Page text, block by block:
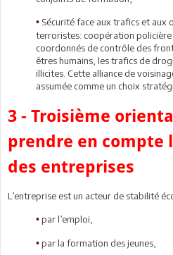
• Sécurité face aux trafics et aux
terroristes: coopération
coordonnés de contrôle des
êtres humains, les trafics de
illicites. Cette alliance de
assumée comme un choix
3 - Troisième
prendre en compte
des entreprises
L’entreprise est un acteur de stabilité
• par l’emploi,
• par la formation des jeunes,